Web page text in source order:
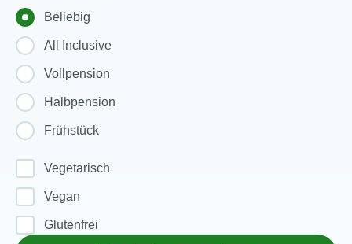
Beliebig
All Inclusive
Vollpension
Halbpension
Frühstück
Vegetarisch
Vegan
Glutenfrei